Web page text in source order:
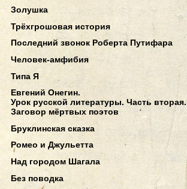
Золушка
Трёхгрошовая история
Последний звонок Роберта Путифара
Человек-амфибия
Типа Я
Евгений Онегин.
Урок русской литературы. Часть вторая.
Заговор мёртвых поэтов
Бруклинская сказка
Ромео и Джульетта
Над городом Шагала
Без поводка